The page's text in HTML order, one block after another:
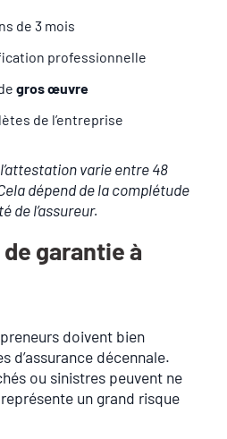
de 3 mois
professionnelle
gros œuvre
de l’entreprise
varie entre 48
dépend de la complétude
de l’assureur.
garantie à
doivent bien
d’assurance décennale.
ou sinistres peuvent ne
un grand risque